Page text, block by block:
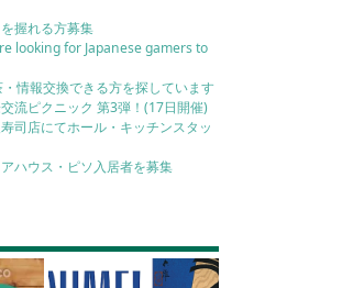
握れる方募集
looking for Japanese gamers to
・情報交換できる方を探しています
流ピクニック 第3弾！(17日開催)
司店にてホール・キッチンスタッ
ハウス・ピソ入居者を募集